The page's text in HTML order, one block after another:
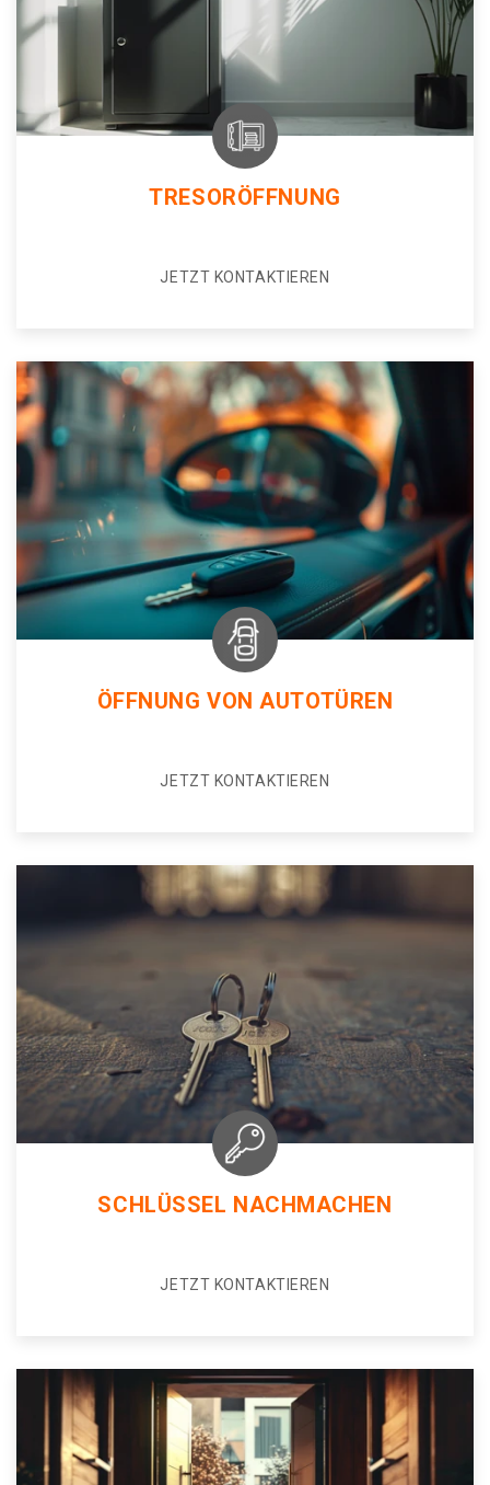
TRESORÖFFNUNG
JETZT KONTAKTIEREN
ÖFFNUNG VON AUTOTÜREN
JETZT KONTAKTIEREN
SCHLÜSSEL NACHMACHEN
JETZT KONTAKTIEREN